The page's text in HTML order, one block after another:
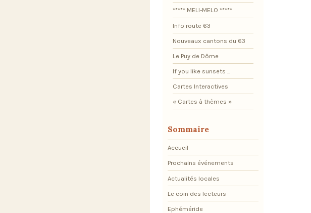
***** MELI-MELO *****
Info route 63
Nouveaux cantons du 63
Le Puy de Dôme
If you like sunsets ...
Cartes Interactives
« Cartes à thèmes »
Sommaire
Accueil
Prochains événements
Actualités locales
Le coin des lecteurs
Ephéméride